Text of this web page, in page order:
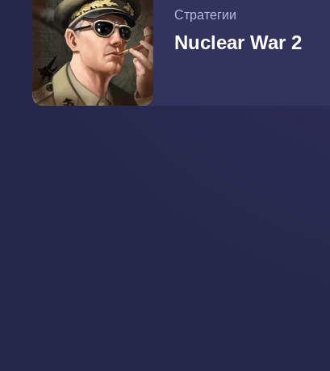
Стратегии
Nuclear War 2